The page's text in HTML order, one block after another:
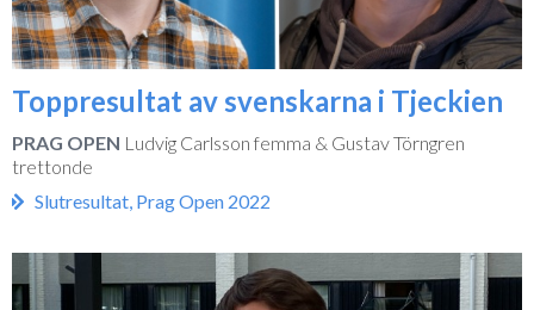
Toppresultat av svenskarna i Tjeckien
PRAG OPEN Ludvig Carlsson femma & Gustav Törngren
trettonde
Slutresultat, Prag Open 2022